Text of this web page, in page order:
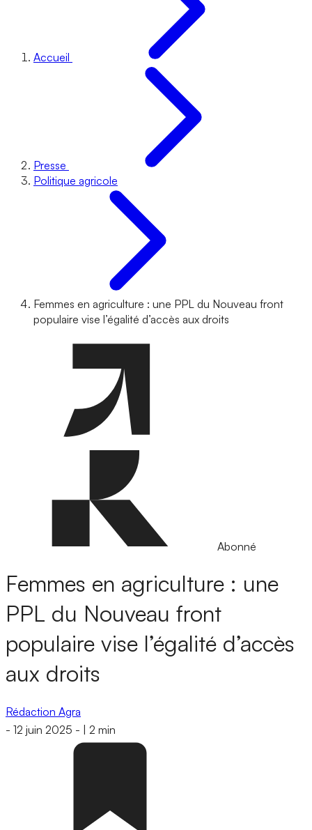
Accueil
Presse
Politique agricole
Femmes en agriculture : une PPL du Nouveau front
populaire vise l’égalité d’accès aux droits
Abonné
Femmes en agriculture : une
PPL du Nouveau front
populaire vise l’égalité d’accès
aux droits
Rédaction Agra
- 12 juin 2025 - 2 min